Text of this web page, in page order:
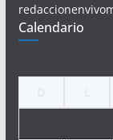
Calendario